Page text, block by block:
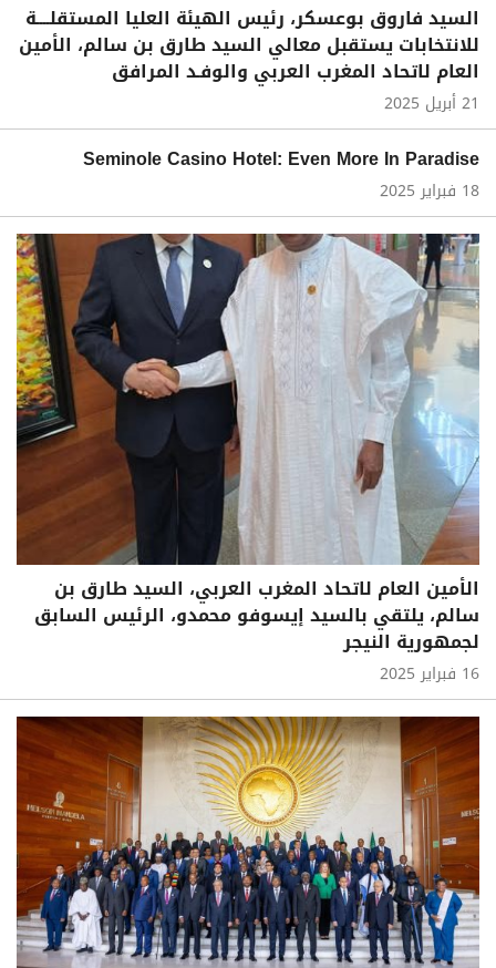
السيد فاروق بوعسكر، رئيس الهيئة العليا المستقلــــة
للانتخابات يستقبل معالي السيد طارق بن سالم، الأمين
العام لاتحاد المغرب العربي والوفـد المرافق
21 أبريل 2025
Seminole Casino Hotel: Even More In Paradise
18 فبراير 2025
الأمين العام لاتحاد المغرب العربي، السيد طارق بن
سالم، يلتقي بالسيد إيسوفو محمدو، الرئيس السابق
لجمهورية النيجر
16 فبراير 2025